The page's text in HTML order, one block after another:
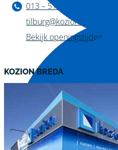
013 – 511 04 11
tilburg@kozion.nl
Bekijk openingstijden
KOZION BREDA